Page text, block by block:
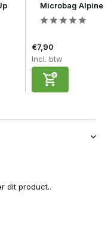
Microbag Alpine
€7,90
Incl. btw
dit product..